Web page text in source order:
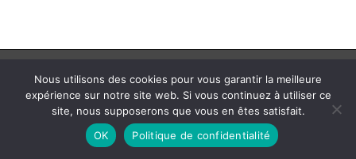
© 2025 Anaïd.B | Création de sites internet parSimpleWebs
Mentions Légales
Conditions Générales de Vente
Nous utilisons des cookies pour vous garantir la meilleure
expérience sur notre site web. Si vous continuez à utiliser ce
site, nous supposerons que vous en êtes satisfait.
OK
Politique de confidentialité